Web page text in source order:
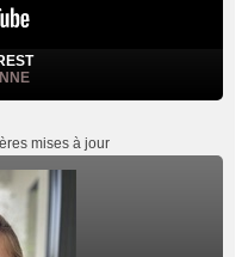
mises à jour